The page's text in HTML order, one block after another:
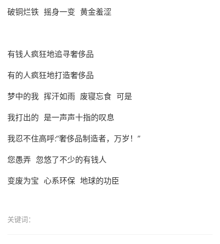
破铜烂铁 摇身一变 黄金羞涩
有钱人疯狂地追寻奢侈品
有的人疯狂地打造奢侈品
梦中的我 挥汗如雨 废寝忘食 可是
我打出的 是一声声十指的叹息
我忍不住高呼:“奢侈品制造者，万岁！”
您愚弄 忽悠了不少的有钱人
变废为宝 心系环保 地球的功臣
关键词：